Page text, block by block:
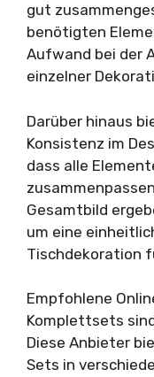
gut
benötigten
Aufwand bei der
einzelner
Darüber hinaus
Konsistenz im
dass alle
Gesamtbild
um eine
Tischdekoration
Empfohlene
Komplettsets
Diese Anbieter
Sets in